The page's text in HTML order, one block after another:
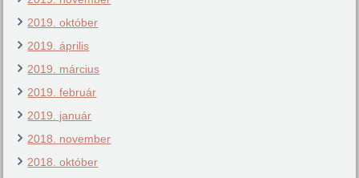
2019. október
2019. április
2019. március
2019. február
2019. január
2018. november
2018. október